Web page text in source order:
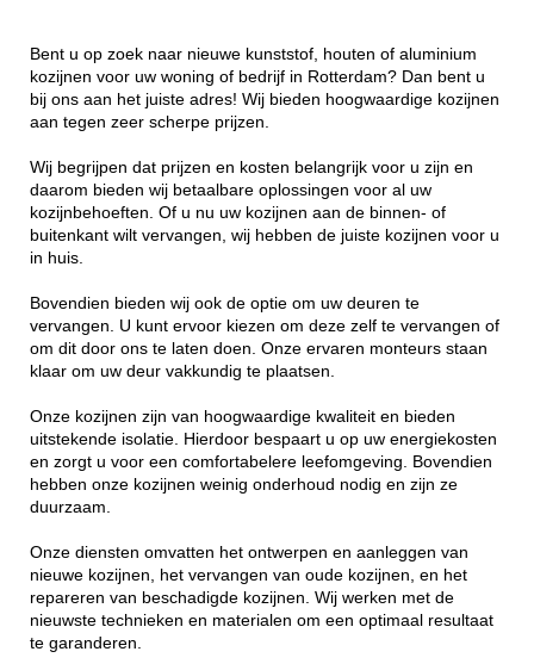
Bent u op zoek naar nieuwe kunststof, houten of aluminium
kozijnen voor uw woning of bedrijf in Rotterdam? Dan bent u
bij ons aan het juiste adres! Wij bieden hoogwaardige kozijnen
aan tegen zeer scherpe prijzen.
Wij begrijpen dat prijzen en kosten belangrijk voor u zijn en
daarom bieden wij betaalbare oplossingen voor al uw
kozijnbehoeften. Of u nu uw kozijnen aan de binnen- of
buitenkant wilt vervangen, wij hebben de juiste kozijnen voor u
in huis.
Bovendien bieden wij ook de optie om uw deuren te
vervangen. U kunt ervoor kiezen om deze zelf te vervangen of
om dit door ons te laten doen. Onze ervaren monteurs staan
klaar om uw deur vakkundig te plaatsen.
Onze kozijnen zijn van hoogwaardige kwaliteit en bieden
uitstekende isolatie. Hierdoor bespaart u op uw energiekosten
en zorgt u voor een comfortabelere leefomgeving. Bovendien
hebben onze kozijnen weinig onderhoud nodig en zijn ze
duurzaam.
Onze diensten omvatten het ontwerpen en aanleggen van
nieuwe kozijnen, het vervangen van oude kozijnen, en het
repareren van beschadigde kozijnen. Wij werken met de
nieuwste technieken en materialen om een optimaal resultaat
te garanderen.